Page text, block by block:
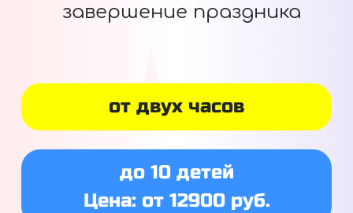
завершение праздника
от двух часов
до 10 детей
Цена: от 12900 руб.